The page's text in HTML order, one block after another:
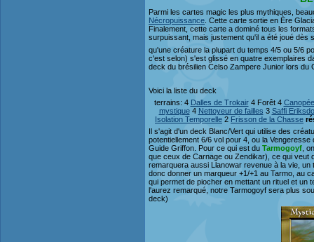
Parmi les cartes magic les plus mythiques,
Nécropuissance . Cette carte sortie en Ère
Finalement, cette carte a dominé tous les
surpuissant, mais justement qu'il a été joué dès
qu'une créature la plupart du temps 4/5 ou 5/6
c'est selon) s'est glissé en quatre exemplaires
deck du brésilien Celso Zampere Junior lors du
Voici la liste du deck
terrains: 4 Dalles de Trokair4 Forêt 4
mystique4 Nettoyeur de failles 3 Saffi
Isolation Temporelle 2 Frisson de la Chasse
Il s'agit d'un deck Blanc/Vert qui utilise des
potentiellement 6/6 vol pour 4, ou la
Guide Griffon. Pour ce qui est du Tarmogoyf ,
que ceux de Carnage ou Zendikar), ce qui veut
remarquera aussi Llanowar revenue à la vie,
donc donner un marqueur +1/+1 au Tarmo, au
qui permet de piocher en mettant un rituel et un
l'aurez remarqué, notre Tarmogoyf sera plus
deck)